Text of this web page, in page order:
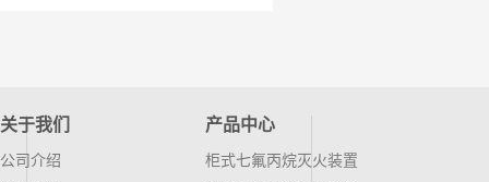
关于我们
公司介绍
产品中心
柜式七氟丙烷灭火装置